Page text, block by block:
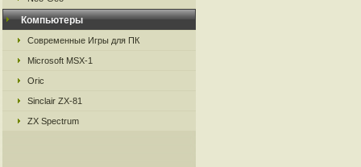
Компьютеры
Современные Игры для ПК
Microsoft MSX-1
Oric
Sinclair ZX-81
ZX Spectrum